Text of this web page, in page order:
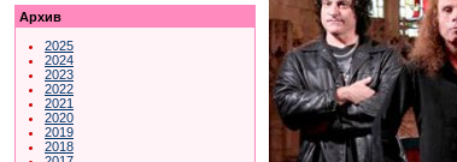
Архив
2025
2024
2023
2022
2021
2020
2019
2018